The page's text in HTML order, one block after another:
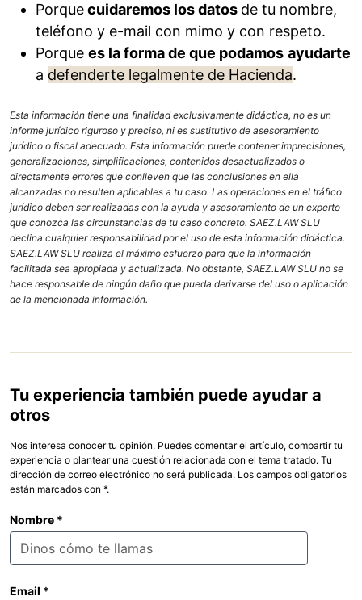
Porquecuidaremos los datos de tu nombre,
teléfono y e-mail con mimo y con respeto.
Porque es la forma de que podamos ayudarte
a defenderte legalmente de Hacienda.
Esta información tiene una finalidad exclusivamente didáctica, no es un
informe jurídico riguroso y preciso, ni es sustitutivo de asesoramiento
jurídico o fiscal adecuado. Esta información puede contener imprecisiones,
generalizaciones, simplificaciones, contenidos desactualizados o
directamente errores que conlleven que las conclusiones en ella
alcanzadas no resulten aplicables a tu caso. Las operaciones en el tráfico
jurídico deben ser realizadas con la ayuda y asesoramiento de un experto
que conozca las circunstancias de tu caso concreto. SAEZ.LAW SLU
declina cualquier responsabilidad por el uso de esta información didáctica.
SAEZ.LAW SLU realiza el máximo esfuerzo para que la información
facilitada sea apropiada y actualizada. No obstante, SAEZ.LAW SLU no se
hace responsable de ningún daño que pueda derivarse del uso o aplicación
de la mencionada información.
Tu experiencia también puede ayudar a
otros
Nos interesa conocer tu opinión. Puedes comentar el artículo, compartir tu
experiencia o plantear una cuestión relacionada con el tema tratado. Tu
dirección de correo electrónico no será publicada. Los campos obligatorios
están marcados con *.
Nombre *
Email *